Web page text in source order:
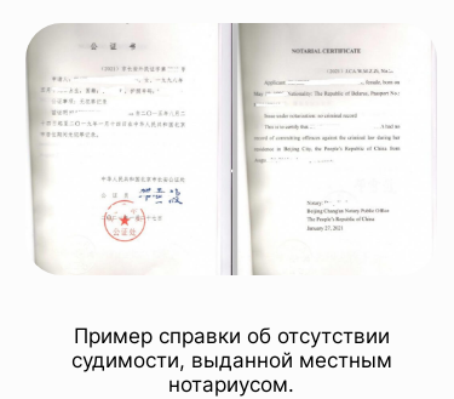
Пример справки об отсутствии
судимости, выданной местным
нотариусом.